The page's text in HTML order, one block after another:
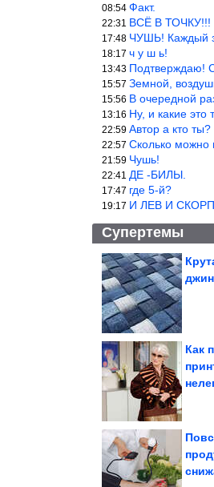
08:54 Факт.
22:31 ВСЁ В ТОЧКУ!!!
17:48 ЧУШЬ! Каждый знак
18:17 ч у ш ь!
13:43 Подтверждаю! Со
15:57 Земной, воздушный.,
15:56 В очередной раз Глоба выдает
13:16 Ну, и какие это
22:59 Автор а кто ты? Наверное
22:57 Сколько можно писать
21:59 Чушь!
22:41 ДЕ -БИЛЫ.
17:47 где 5-й?
19:17 И ЛЕВ И СКОРПИОН —
Супертемы
Как